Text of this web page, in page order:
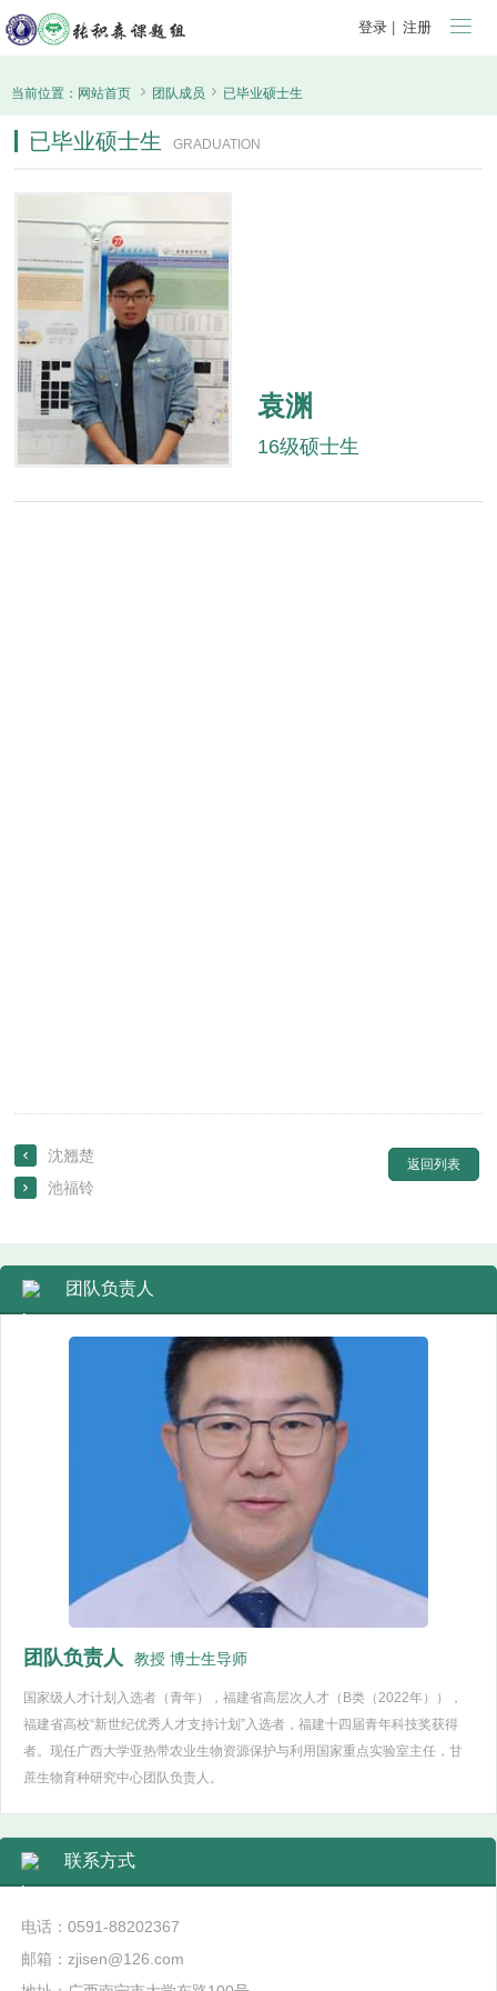
登录 注册 
当前位置： 网站首页  团队成员  已毕业硕士生
已毕业硕士生 GRADUATION
袁渊
16级硕士生
 沈翘楚
 池福铃
返回列表
团队负责人
团队负责人 教授 博士生导师
国家级人才计划入选者（青年），福建省高层次人才（B类（2022年）），
福建省高校“新世纪优秀人才支持计划”入选者，福建十四届青年科技奖获得
者。现任广西大学亚热带农业生物资源保护与利用国家重点实验室主任，甘
蔗生物育种研究中心团队负责人。
联系方式
电话：0591-88202367
邮箱：zjisen@126.com